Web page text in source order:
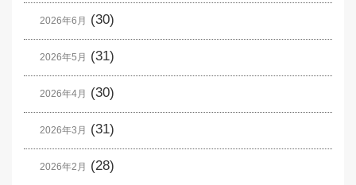
2026年6月 (30)
2026年5月 (31)
2026年4月 (30)
2026年3月 (31)
2026年2月 (28)